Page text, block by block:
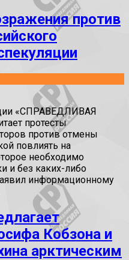
против
«СПРАВЕДЛИВАЯ
протесты
против отмены
повлиять на
необходимо
и без каких-либо
информационному
Кобзона и
арктическим